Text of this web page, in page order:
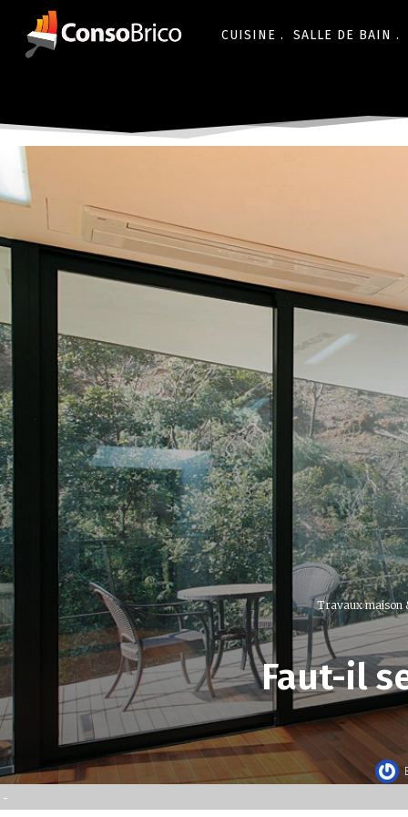
CUISINE . SALLE DE BAIN .
-
Travaux maison
Faut-il